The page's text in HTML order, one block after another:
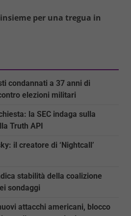
per una tregua in
condannati a 37 anni di
elezioni militari
la SEC indaga sulla
Truth API
il creatore di ‘Nightcall’
stabilità della coalizione
sondaggi
attacchi americani, blocco